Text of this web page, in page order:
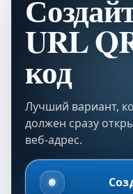
URL
код
Лучший вариант,
должен сразу
веб-адрес.